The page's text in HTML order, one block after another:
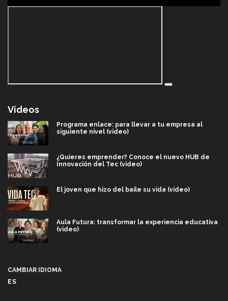
Videos
Programa enlace: para llevar a tu empresa al
siguiente nivel (video)
¿Quieres emprender? Conoce el nuevo HUB de
Innovación del Tec (video)
El joven que hizo del baile su vida (video)
Aula Futura: transformar la experiencia educativa
(video)
CAMBIAR IDIOMA
ES